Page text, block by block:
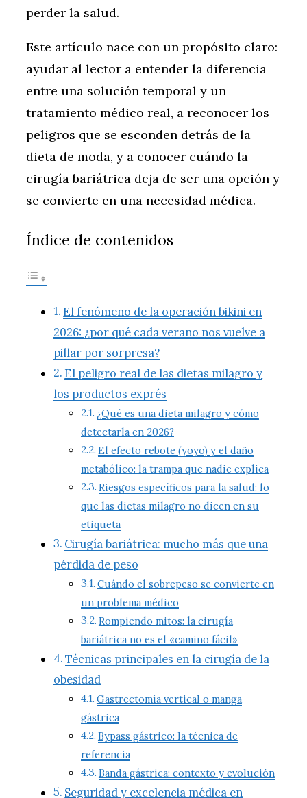
perder la salud.
Este artículo nace con un propósito claro:
ayudar al lector a entender la diferencia
entre una solución temporal y un
tratamiento médico real, a reconocer los
peligros que se esconden detrás de la
dieta de moda, y a conocer cuándo la
cirugía bariátrica deja de ser una opción y
se convierte en una necesidad médica.
Índice de contenidos
El fenómeno de la operación bikini en
2026: ¿por qué cada verano nos vuelve a
pillar por sorpresa?
El peligro real de las dietas milagro y
los productos exprés
¿Qué es una dieta milagro y cómo
detectarla en 2026?
El efecto rebote (yoyo) y el daño
metabólico: la trampa que nadie explica
Riesgos específicos para la salud: lo
que las dietas milagro no dicen en su
etiqueta
Cirugía bariátrica: mucho más que una
pérdida de peso
Cuándo el sobrepeso se convierte en
un problema médico
Rompiendo mitos: la cirugía
bariátrica no es el «camino fácil»
Técnicas principales en la cirugía de la
obesidad
Gastrectomía vertical o manga
gástrica
Bypass gástrico: la técnica de
referencia
Banda gástrica: contexto y evolución
Seguridad y excelencia médica en